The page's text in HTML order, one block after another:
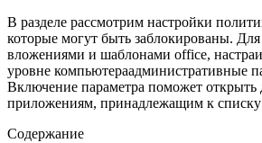
В разделе рассмотрим настройки
которые могут быть заблокированы.
вложениями и шаблонами office,
уровне компьютераадминистративные
Включение параметра поможет открыть
приложениям, принадлежащим к
Содержание